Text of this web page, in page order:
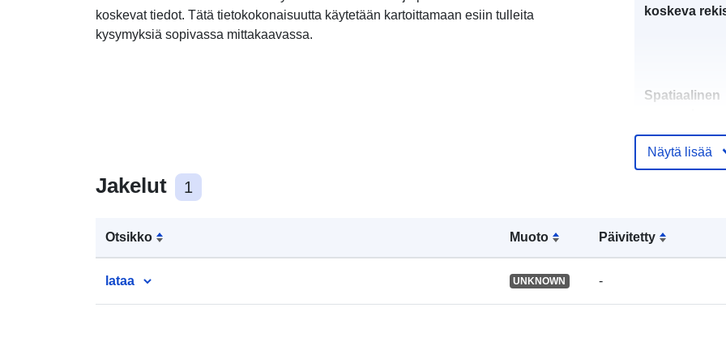
koskevat tiedot. Tätä tietokokonaisuutta käytetään kartoittamaan esiin tulleita
kysymyksiä sopivassa mittakaavassa.
Jakelut 1
Otsikko Muoto Päivitetty
lataa UNKNOWN -
koskeva
Spatiaalinen
Tunnisteet:
Näytä lisää